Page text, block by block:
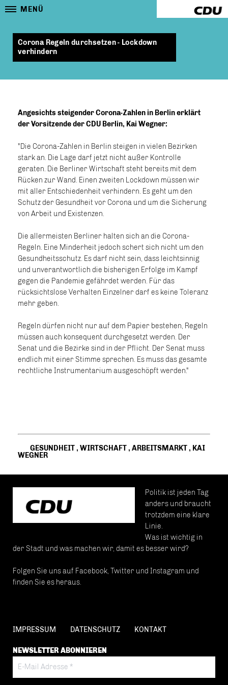
MENÜ
Corona Regeln durchsetzen - Lockdown
verhindern
Angesichts steigender Corona-Zahlen in Berlin erklärt
der Vorsitzende der CDU Berlin, Kai Wegner:
"Die Corona-Zahlen in Berlin steigen in vielen Bezirken
stark an. Die Lage darf jetzt nicht außer Kontrolle
geraten. Die Berliner Wirtschaft steht bereits mit dem
Rücken zur Wand. Einen zweiten Lockdown müssen wir
mit aller Entschiedenheit verhindern. Es geht um den
Schutz der Gesundheit vor Corona und um die Sicherung
von Arbeit und Existenzen.
Die allermeisten Berliner halten sich an die Corona-
Regeln. Eine Minderheit jedoch schert sich nicht um den
Gesundheitsschutz. Es darf nicht sein, dass leichtsinnig
und unverantwortlich die bisherigen Erfolge im Kampf
gegen die Pandemie gefährdet werden. Für das
rücksichtslose Verhalten Einzelner darf es keine Toleranz
mehr geben.
Regeln dürfen nicht nur auf dem Papier bestehen, Regeln
müssen auch konsequent durchgesetzt werden. Der
Senat und die Bezirke sind in der Pflicht. Der Senat muss
endlich mit einer Stimme sprechen. Es muss das gesamte
rechtliche Instrumentarium ausgeschöpft werden."
GESUNDHEIT, WIRTSCHAFT, ARBEITSMARKT, KAI
WEGNER
Politik ist jeden Tag
anders und braucht
trotzdem eine klare
Linie.
Was ist wichtig in
der Stadt und was machen wir, damit es besser wird?
Folgen Sie uns auf Facebook, Twitter und Instagram und
finden Sie es heraus.
IMPRESSUM DATENSCHUTZ KONTAKT
NEWSLETTER ABONNIEREN